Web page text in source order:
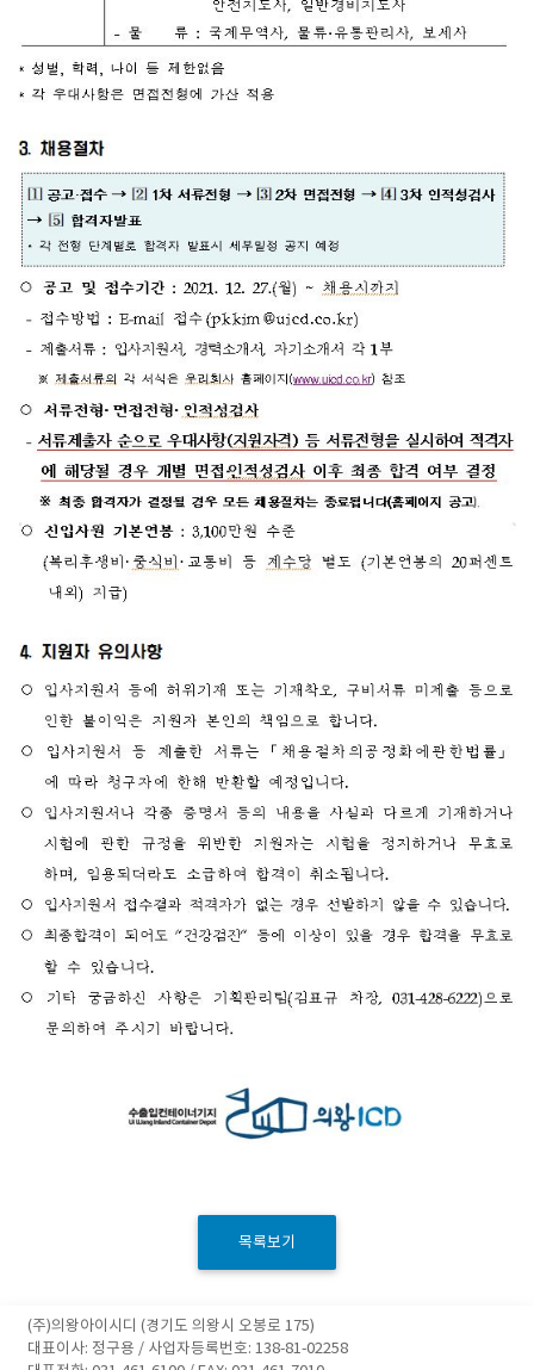
목록보기
(주)의왕아이시디 (경기도 의왕시 오봉로 175)
대표이사: 정구용 / 사업자등록번호: 138-81-02258